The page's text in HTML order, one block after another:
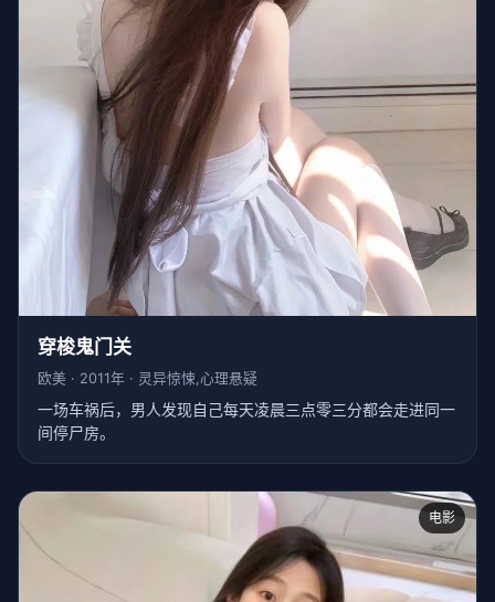
穿梭鬼门关
欧美 · 2011年 · 灵异惊悚,心理悬疑
一场车祸后，男人发现自己每天凌晨三点零三分都会走进同一
间停尸房。
电影